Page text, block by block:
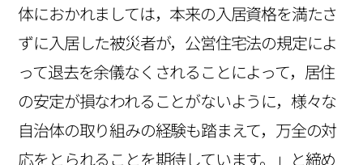
体におかれましては，本来の入居資格を満たさ
ずに入居した被災者が，公営住宅法の規定によ
って退去を余儀なくされることによって，居住
の安定が損なわれることがないように，様々な
自治体の取り組みの経験も踏まえて，万全の対
応をとられることを期待しています。」と締め